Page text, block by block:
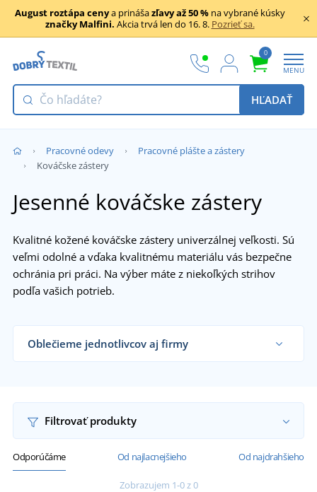
August roztápa cenya prinášazľavy až 50 %na vybrané kúsky
značky Malfini. Akcia trvá len do 16. 8. Pozrieť sa.
0
MENU
HĽADAŤ
Pracovné odevy
Pracovné plášte a zástery
Kováčske zástery
Jesenné kováčske zástery
Kvalitné kožené kováčske zástery univerzálnej veľkosti. Sú
veľmi odolné a vďaka kvalitnému materiálu vás bezpečne
ochránia pri práci. Na výber máte z niekoľkých strihov
podľa vašich potrieb.
Oblečieme jednotlivcov aj firmy
Filtrovať produkty
Odporúčáme Od najlacnejšieho Od najdrahšieho
Zobrazujem 1-0 z 0